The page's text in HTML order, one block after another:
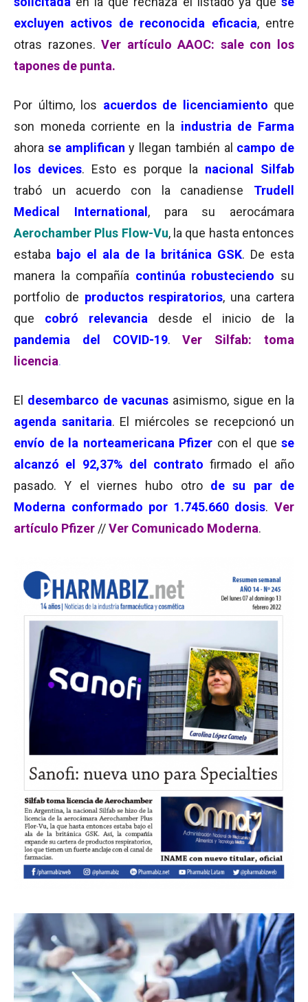
excluyen activos de reconocida eficacia, entre
otras razones.Ver artículo AAOC: sale con los
tapones de punta.
Por último, los acuerdos de licenciamiento que
son moneda corriente en la industria de Farma
ahora se amplifican y llegan también al campo de
los devices. Esto es porque la nacional Silfab
trabó un acuerdo con la canadiense Trudell
Medical International , para su aerocámara
Aerochamber Plus Flow-Vu, la que hasta entonces
estaba bajo el ala de la británica GSK. De esta
manera la compañía continúa robusteciendo su
portfolio de productos respiratorios, una cartera
que cobró relevancia desde el inicio de la
pandemia del COVID-19.Ver Silfab: toma
licencia.
El desembarco de vacunas asimismo, sigue en la
agenda sanitaria. El miércoles se recepcionó un
envío de la norteamericana Pfizer con el que se
alcanzó el 92,37% del contrato firmado el año
pasado. Y el viernes hubo otro de su par de
Moderna conformado por 1.745.660 dosis.Ver
artículo Pfizer //Ver Comunicado Moderna.